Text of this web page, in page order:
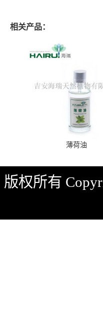
相关产品：
薄荷油
版权所有